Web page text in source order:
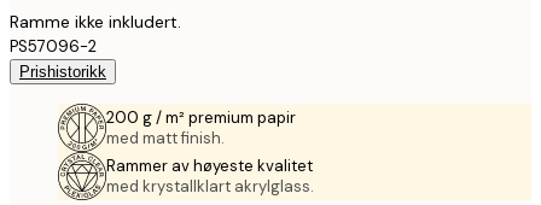
Ramme ikke inkludert.
PS57096-2
Prishistorikk
200 g / m² premium papir
med matt finish.
Rammer av høyeste kvalitet
med krystallklart akrylglass.